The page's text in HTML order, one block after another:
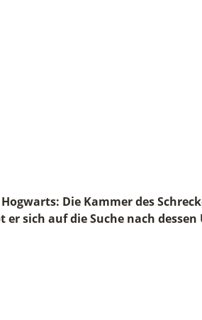
Die Kammer des
sich auf die Suche nach dessen